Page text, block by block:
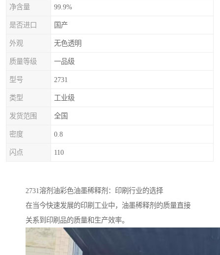
净含量 99.9%
是否进口 国产
外观 无色透明
质量等级 一品级
型号 2731
类型 工业级
发货范围 全国
密度 0.8
闪点 110
2731溶剂油彩色油墨稀释剂：印刷行业的选择
在当今快速发展的印刷工业中，油墨稀释剂的质量直接
关系到印刷品的质量和生产效率。